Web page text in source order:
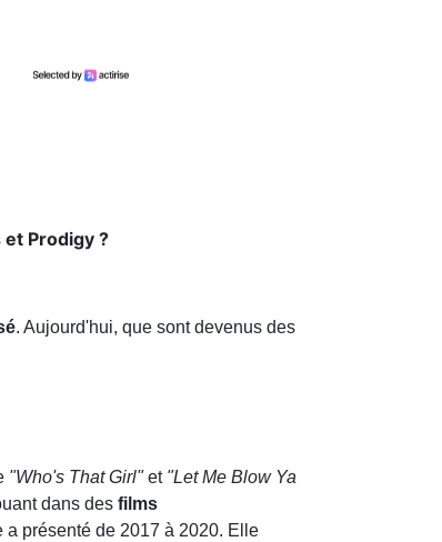
Prodigy ?
. Aujourd'hui, que sont devenus des
"Who's That Girl"et"Let Me Blow Ya
dans des films
a présenté de 2017 à 2020. Elle